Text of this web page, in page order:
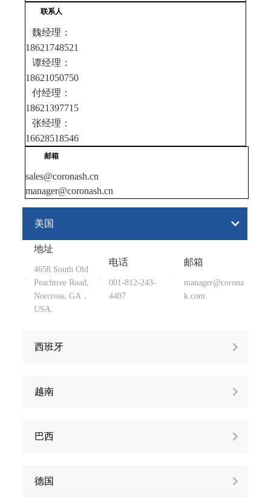
联系人
魏经理：
18621748521
谭经理：
18621050750
付经理：
18621397715
张经理：
16628518546
邮箱
sales@coronash.cn
manager@coronash.cn
美国
地址
4658 South Old
Peachtree Road,
Norcross, GA，
USA.
电话
001-812-243-
4407
邮箱
manager@corona
k.com
西班牙
越南
巴西
德国